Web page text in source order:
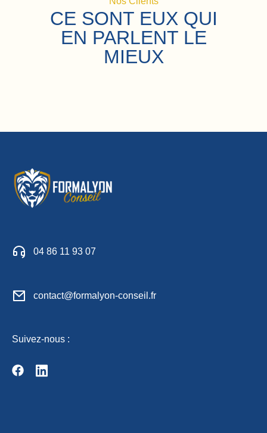
CE SONT EUX QUI
EN PARLENT LE
MIEUX
04 86 11 93 07
contact@formalyon-conseil.fr
Suivez-nous :